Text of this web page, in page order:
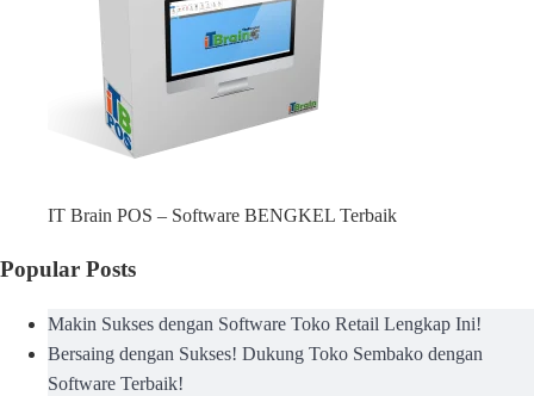
IT Brain POS – Software BENGKEL Terbaik
Popular Posts
Makin Sukses dengan Software Toko Retail Lengkap Ini!
Bersaing dengan Sukses! Dukung Toko Sembako dengan
Software Terbaik!